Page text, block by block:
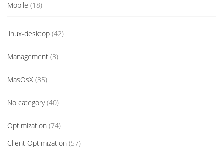
Mobile (18)
linux-desktop (42)
Management (3)
MasOsX (35)
No category(40)
Optimization (74)
Client Optimization (57)